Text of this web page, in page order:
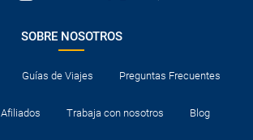
SOBRE NOSOTROS
Guías de Viajes Preguntas Frecuentes
Afiliados Trabaja con nosotros Blog